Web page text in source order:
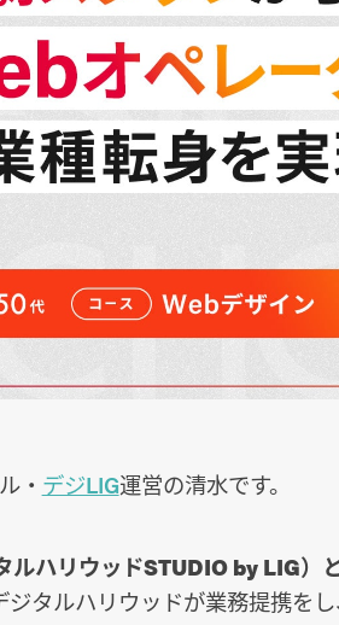
・ デジLIG運営の清水です。
ルハリウッドSTUDIO by LIG）
ジタルハリウッドが業務提携を